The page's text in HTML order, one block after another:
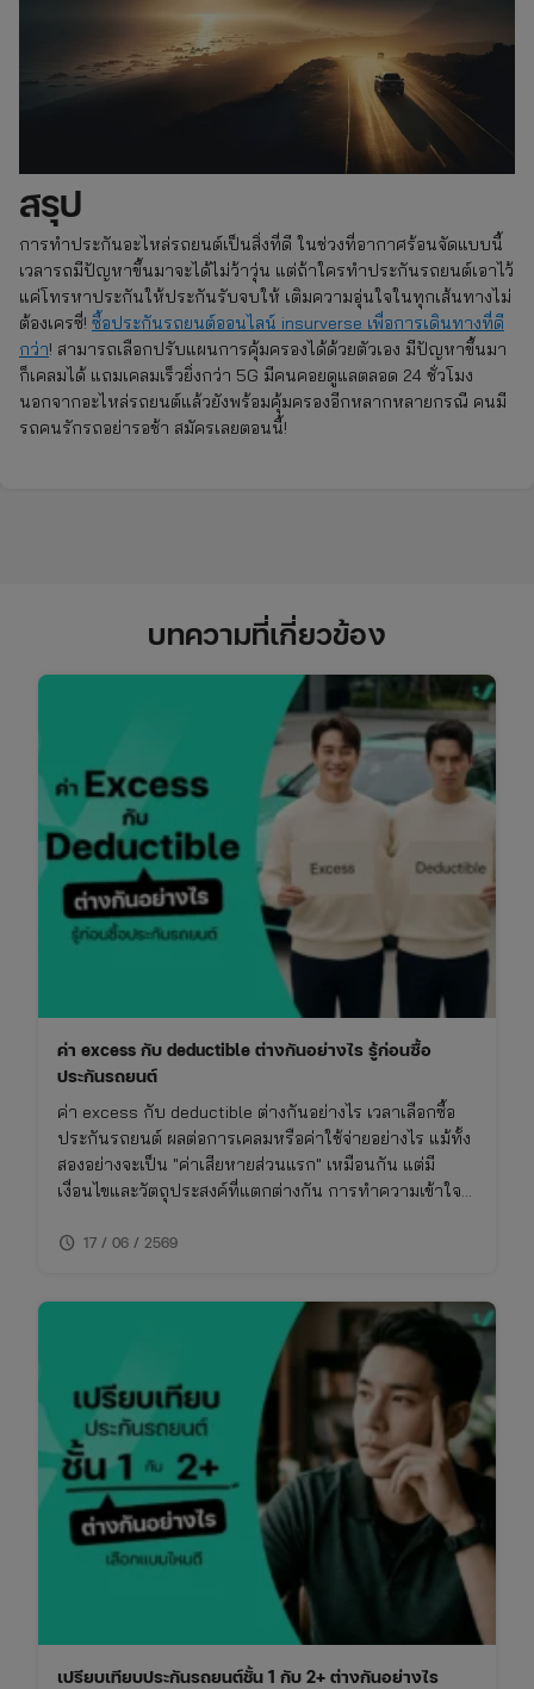
สรุป
การทำประกันอะไหล่รถยนต์เป็นสิ่งที่ดี ในช่วงที่อากาศร้อนจัดแบบนี้
เวลารถมีปัญหาขึ้นมาจะได้ไม่ว้าวุ่น แต่ถ้าใครทำประกันรถยนต์เอาไว้
แค่โทรหาประกันให้ประกันรับจบให้ เติมความอุ่นใจในทุกเส้นทางไม่
ต้องเครซี่! ซื้อประกันรถยนต์ออนไลน์ insurverse เพื่อการเดินทางที่ดี
กว่า! สามารถเลือกปรับแผนการคุ้มครองได้ด้วยตัวเอง มีปัญหาขึ้นมา
ก็เคลมได้ แถมเคลมเร็วยิ่งกว่า 5G มีคนคอยดูแลตลอด 24 ชั่วโมง
นอกจากอะไหล่รถยนต์แล้วยังพร้อมคุ้มครองอีกหลากหลายกรณี คนมี
รถคนรักรถอย่ารอช้า สมัครเลยตอนนี้!
บทความที่เกี่ยวข้อง
ค่า excess กับ deductible ต่างกันอย่างไร รู้ก่อนซื้อ
ประกันรถยนต์
ค่า excess กับ deductible ต่างกันอย่างไร เวลาเลือกซื้อ
ประกันรถยนต์ ผลต่อการเคลมหรือค่าใช้จ่ายอย่างไร แม้ทั้ง
สองอย่างจะเป็น "ค่าเสียหายส่วนแรก" เหมือนกัน แต่มี
เงื่อนไขและวัตถุประสงค์ที่แตกต่างกัน การทำความเข้าใจ
ไม่พลาดย้อนหลัง
schedule 17 / 06 / 2569
เปรียบเทียบประกันรถยนต์ชั้น 1 กับ 2+ ต่างกันอย่างไร